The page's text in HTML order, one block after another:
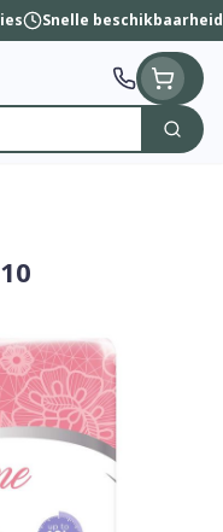
Snelle beschikbaarheid
Zoek